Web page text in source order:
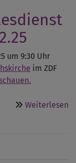
um 9:30 Uhr
im ZDF
Weiterlesen